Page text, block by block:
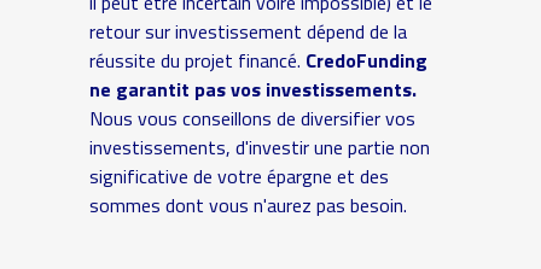
retour sur investissement dépend de la
réussite du projet financé. CredoFunding
ne garantit pas vos investissements.
Nous vous conseillons de diversifier vos
investissements, d'investir une partie non
significative de votre épargne et des
sommes dont vous n'aurez pas besoin.